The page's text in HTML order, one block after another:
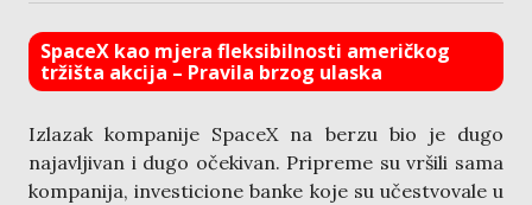
SpaceX kao mjera fleksibilnosti američkog
tržišta akcija – Pravila brzog ulaska
Izlazak kompanije SpaceX na berzu bio je dugo
najavljivan i dugo očekivan. Pripreme su vršili sama
kompanija, investicione banke koje su učestvovale u